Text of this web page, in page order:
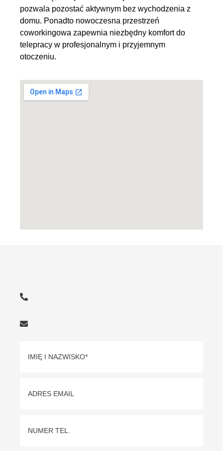
pozwala pozostać aktywnym bez wychodzenia z
domu. Ponadto nowoczesna przestrzeń
coworkingowa zapewnia niezbędny komfort do
telepracy w profesjonalnym i przyjemnym
otoczeniu.